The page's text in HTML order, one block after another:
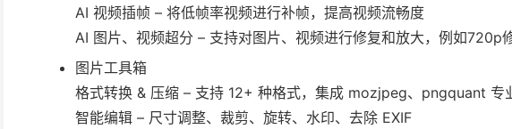
AI 视频插帧 – 将低帧率视频进行补帧，提高视频流畅度
AI 图片、视频超分 – 支持对图片、视频进行修复和放大，例如720p
图片工具箱
格式转换 & 压缩 – 支持 12+ 种格式，集成 mozjpeg、pngquant 专
智能编辑 – 尺寸调整、裁剪、旋转、水印、去除 EXIF